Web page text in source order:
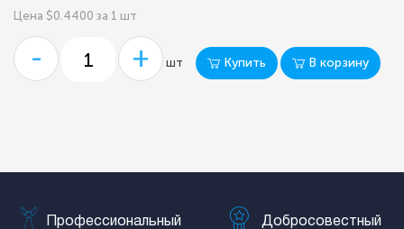
Цена $0.4400 за 1 шт
- + шт Купить В корзину
Профессиональный Добросовестный